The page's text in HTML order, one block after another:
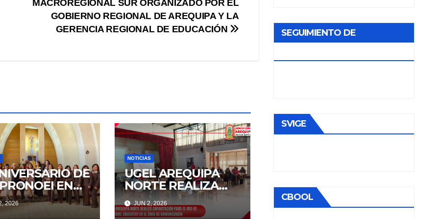
MACROREGIONAL SUR ORGANIZADO POR EL
GOBIERNO REGIONAL DE AREQUIPA Y LA
GERENCIA REGIONAL DE EDUCACIÓN
DE
EN
AREQUIPA
2026
NOTICIAS
UGEL AREQUIPA
NORTE REALIZA
CAPACITACIÓN
PARA EL USO DE
JUN 2, 2026
SEGUIMIENTO DE
SVIGE
CBOOL